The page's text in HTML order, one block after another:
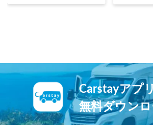
な四日市の工場夜景の中で、
エイティブコモンズライセン
ス（表示4.0 国際）
https://creativecommons.org/
licenses/by/4.0/
ボ、秋に
紅葉 © 菰
ブコモン
4.0 国際）
https://
licenses/
Carstayアプ
無料ダウン